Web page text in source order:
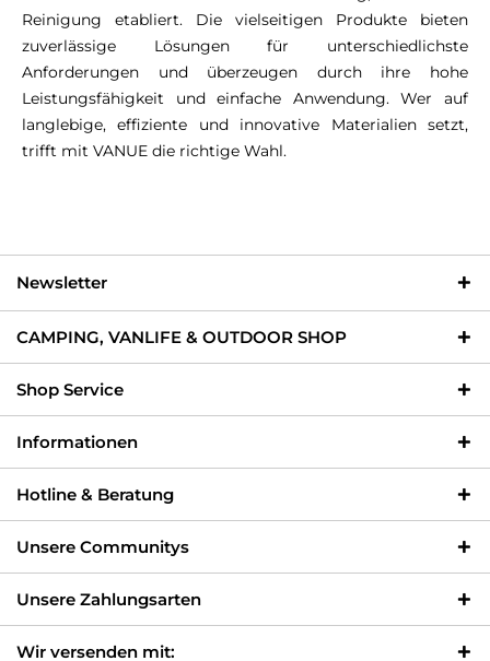
Reinigung etabliert. Die vielseitigen Produkte bieten
zuverlässige Lösungen für unterschiedlichste
Anforderungen und überzeugen durch ihre hohe
Leistungsfähigkeit und einfache Anwendung. Wer auf
langlebige, effiziente und innovative Materialien setzt,
trifft mit VANUE die richtige Wahl.
Newsletter
CAMPING, VANLIFE & OUTDOOR SHOP
Shop Service
Informationen
Hotline & Beratung
Unsere Communitys
Unsere Zahlungsarten
Wir versenden mit: